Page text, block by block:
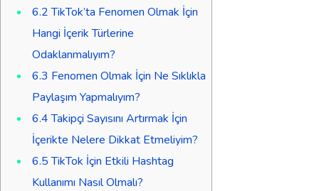
6.2TikTok’ta Fenomen Olmak İçin
Hangi İçerik Türlerine
Odaklanmalıyım?
6.3 Fenomen Olmak İçin Ne Sıklıkla
Paylaşım Yapmalıyım?
6.4Takipçi Sayısını Artırmak İçin
İçerikte Nelere Dikkat Etmeliyim?
6.5TikTok İçin Etkili Hashtag
Kullanımı Nasıl Olmalı?